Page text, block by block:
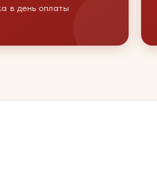
в день оплаты